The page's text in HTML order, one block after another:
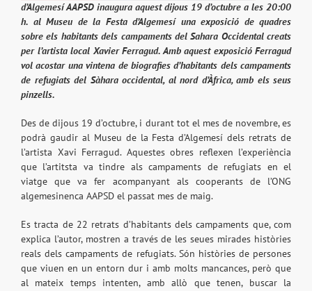
d’Algemesí AAPSD inaugura aquest dijous 19 d’octubre a les 20:00
h. al Museu de la Festa d’Algemesí una exposició de quadres
sobre els habitants dels campaments del Sahara Occidental creats
per l’artista local Xavier Ferragud. Amb aquest exposició Ferragud
vol acostar una vintena de biografies d’habitants dels campaments
de refugiats del Sàhara occidental, al nord d’Àfrica, amb els seus
pinzells.
Des de dijous 19 d’octubre, i durant tot el mes de novembre, es
podrà gaudir al Museu de la Festa d’Algemesí dels retrats de
l’artista Xavi Ferragud. Aquestes obres reflexen l’experiència
que l’artitsta va tindre als campaments de refugiats en el
viatge que va fer acompanyant als cooperants de l’ONG
algemesinenca AAPSD el passat mes de maig.
Es tracta de 22 retrats d’habitants dels campaments que, com
explica l’autor, mostren a través de les seues mirades històries
reals dels campaments de refugiats. Són històries de persones
que viuen en un entorn dur i amb molts mancances, però que
al mateix temps intenten, amb allò que tenen, buscar la